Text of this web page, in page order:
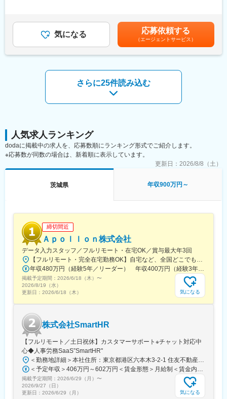
れるだけではなく、中には外注選定を任されているエンジニアも
おります。
（2）充実の研修体制…「技術力」と「人間力」の向上を軸に様々
な機会を提供しております。年間550回の技術研修の他、当社エ
としてプライドを持ち、常に技術力の鍛錬を行っております。
※必ずしも当案件に配属になる訳ではないため、あらかじめご了承
ください。入社時の受注状況や、本人のキャリアアップを第一に
考え、希望を考慮し決定いたします。
自動車産業は、SDV（ソフトウェアディファインビークル）、電
動化、自動運転、コネクティッドなどのキーワードを中心に大変
革が起きているなか、変革の中で自身の成長と産業の進化の中心
で仕事ができ、また、最新のＩＣなどを利用した最先端の製品に
■メイテックグループの特徴：
（1）生涯プロエンジニアとして働ける環境…エンジニアのキャリ
アを第一に考える企業です。半年に1回拠点長との面談があり、自
身のキャリアしっかり見つめ、目指したい方向性を考える場が設
ルを見つめ将来的にどんな経験を積むべきかを相談できる環境が
客様から厚い信頼を獲得しております。開発の上流工程から携わ
おります。1974年の設立以来、200名以上のエンジニアが定年を
迎えております。
（2）充実の研修体制…「技術力」と「人間力」の向上を軸に様々
な機会を提供しております。年間550回の技術研修の他、当社エ
ンジニア主催の勉強会が900回以上開催されるなど、エンジニア
としてプライドを持ち、常に技術力の鍛錬を行っております。
選考を通じて上下する可能性があります。月給(月額)は固定手当を
含めた表記です。
気になる 応募依頼する
（エージェントサービス）
さらに25件読み込む
人気求人ランキング
dodaに掲載中の求人を、応募数順にランキング形式でご紹介します。
※応募数が同数の場合は、新着順に表示しています。
更新日： 2026/8/8（土）
茨城県 年収900万円～
締切間近
Ａｐｏｌｌｏｎ株式会社
データ入力スタッフ／フルリモート・在宅OK／賞与最大年3回
掲載予定期間： 2026/6/18（木） 〜
2026/8/19（水）
更新日： 2026/6/18（木） 気になる
株式会社SmartHR
【フルリモート／土日祝休】カスタマーサポート※チャット対応中
心◆人事労務SaaS”SmartHR"
掲載予定期間： 2026/6/29（月） 〜
2026/9/27（日）
更新日： 2026/6/29（月） 気になる